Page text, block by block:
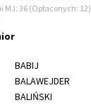
MJ: 36 (Opłaconych: 12)
BABIJ
BALAWEJDER
BALIŃSKI